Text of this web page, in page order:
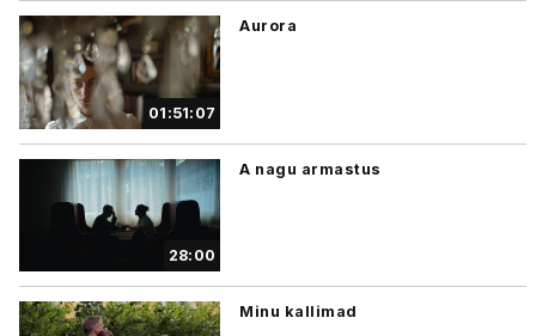
01:51:07
Aurora
28:00
A nagu armastus
Minu kallimad